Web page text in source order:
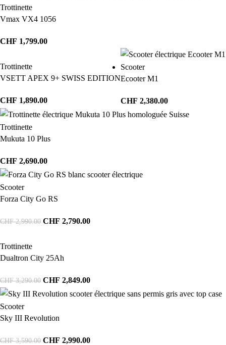
Trottinette
Vmax VX4 1056
CHF 1,799.00
Trottinette
VSETT APEX 9+ SWISS EDITION
CHF 1,890.00
Scooter
Ecooter M1
CHF 2,380.00
Trottinette
Mukuta 10 Plus
CHF 2,690.00
Scooter
Forza City Go RS
CHF2,990.00 CHF 2,790.00
Trottinette
Dualtron City 25Ah
CHF3,290.00 CHF 2,849.00
Scooter
Sky III Revolution
CHF3,590.00 CHF 2,990.00